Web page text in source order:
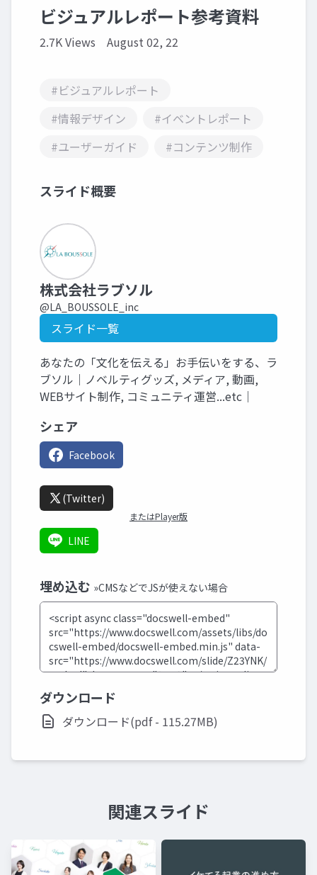
ビジュアルレポート参考資料
2.7K Views August 02, 22
#ビジュアルレポート
#情報デザイン
#イベントレポート
#ユーザーガイド
#コンテンツ制作
スライド概要
株式会社ラブソル
@LA_BOUSSOLE_inc
スライド一覧
あなたの「文化を伝える」お手伝いをする、ラ
ブソル｜ノベルティグッズ, メディア, 動画,
WEBサイト制作, コミュニティ運営...etc｜
シェア
Facebook
(Twitter)
またはPlayer版
LINE
埋め込む »CMSなどでJSが使えない場合
ダウンロード
ダウンロード(pdf - 115.27MB)
関連スライド